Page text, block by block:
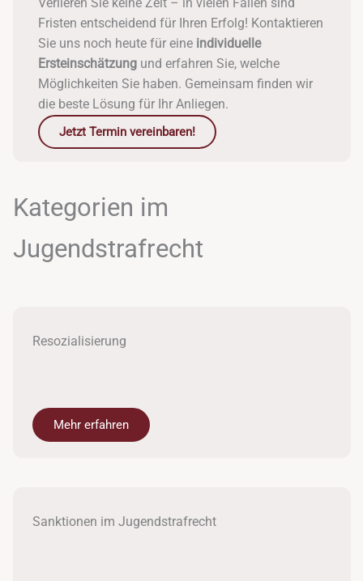
Verlieren Sie keine Zeit – in vielen Fällen sind
Fristen entscheidend für Ihren Erfolg! Kontaktieren
Sie uns noch heute für eine individuelle
Ersteinschätzungund erfahren Sie, welche
Möglichkeiten Sie haben. Gemeinsam finden wir
die beste Lösung für Ihr Anliegen.
Jetzt Termin vereinbaren!
Kategorien im
Jugendstrafrecht
Resozialisierung
Mehr erfahren
Sanktionen im Jugendstrafrecht